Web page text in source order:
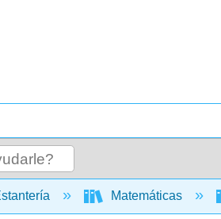
jerarquía globalMatemáticas